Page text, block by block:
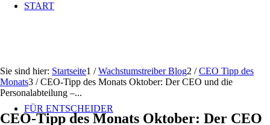
START
FÜR ENTSCHEIDER
Sie sind hier: Startseite1 / Wachstumstreiber Blog2 / CEO Tipp des
Monats3 / CEO-Tipp des Monats Oktober: Der CEO und die
Personalabteilung –...
CEO-Tipp des Monats Oktober: Der CEO